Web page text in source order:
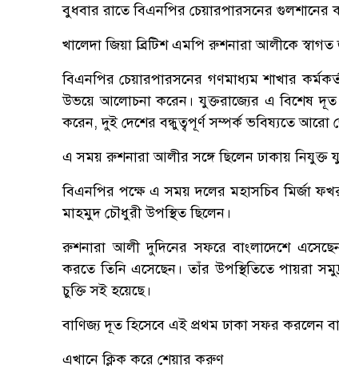
বুধবার রাতে বিএনপির চেয়ারপারসনের গুলশানের
খালেদা জিয়া ব্রিটিশ এমপি রুশনারা আলীকে
বিএনপির চেয়ারপারসনের গণমাধ্যম শাখার
উভয়ে আলোচনা করেন। যুক্তরাজ্যের এ বিশেষ
করেন, দুই দেশের বন্ধুত্বপূর্ণ সম্পর্ক ভবিষ্যতে আরো
এ সময় রুশনারা আলীর সঙ্গে ছিলেন ঢাকায় নিযুক্ত
বিএনপির পক্ষে এ সময় দলের মহাসচিব মির্জা
মাহমুদ চৌধুরী উপস্থিত ছিলেন।
রুশনারা আলী দুদিনের সফরে বাংলাদেশে
করতে তিনি এসেছেন। তাঁর উপস্থিতিতে পায়রা
চুক্তি সই হয়েছে।
বাণিজ্য দূত হিসেবে এই প্রথম ঢাকা সফর করলেন
এখানে ক্লিক করে শেয়ার করুণ